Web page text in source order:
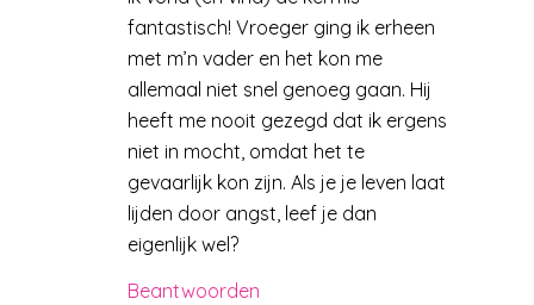
fantastisch! Vroeger ging ik erheen
met m’n vader en het kon me
allemaal niet snel genoeg gaan. Hij
heeft me nooit gezegd dat ik ergens
niet in mocht, omdat het te
gevaarlijk kon zijn. Als je je leven laat
lijden door angst, leef je dan
eigenlijk wel?
Beantwoorden